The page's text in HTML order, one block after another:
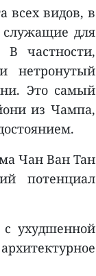
всех видов, в
для
В частности,
нетронутый
Это самый
из Чампа,
Чан Ван Тан
потенциал
ухудшенной